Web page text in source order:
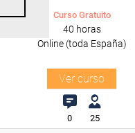
Curso Gratuito
40 horas
Online (toda España)
Ver curso
0 25